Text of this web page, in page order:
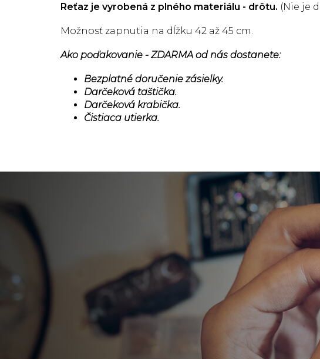
Reťaz je vyrobená z plného materiálu - drôtu. (Nie je
Možnosť zapnutia na dĺžku 42 až 45 cm.
Ako poďakovanie - ZDARMA od nás dostanete:
Bezplatné doručenie zásielky.
Darčeková taštička.
Darčeková krabička.
Čistiaca utierka.